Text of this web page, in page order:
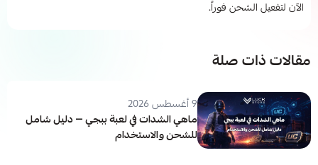
الآن لتفعيل الشحن فوراً.
مقالات ذات صلة
9 أغسطس 2026
ماهي الشدات في لعبة ببجي — دليل شامل
للشحن والاستخدام